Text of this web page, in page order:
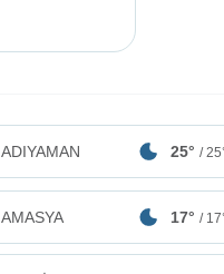
ADIYAMAN 25° /
AMASYA 17° /